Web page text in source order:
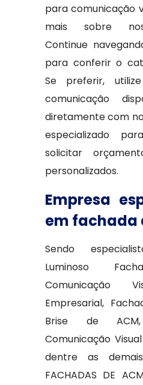
para comunicação
mais sobre
Continue
para conferir o
Se preferir,
comunicação
diretamente com
especializado
solicitar
personalizados.
Empresa
em fachada
Sendo
Luminoso
Comunicação
Empresarial,
Brise de
Comunicação
dentre as
FACHADAS DE